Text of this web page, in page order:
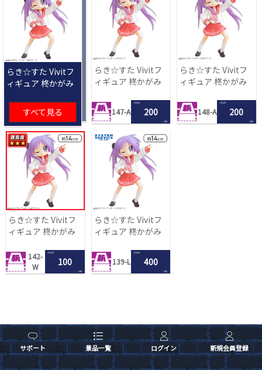
サポート 景品一覧 ログイン 新規会員登録
らき☆すた Vivitフ
ィギュア 柊かがみ
すべて見る
らき☆すた Vivitフ
ィギュア 柊かがみ
147-A
1 PLAY
200
LRC
らき☆すた Vivitフ
ィギュア 柊かがみ
148-A
1 PLAY
200
LRC
らき☆すた Vivitフ
ィギュア 柊かがみ
142-
W
1 PLAY
100
LRC
らき☆すた Vivitフ
ィギュア 柊かがみ
139-L
1 PLAY
400
LRC